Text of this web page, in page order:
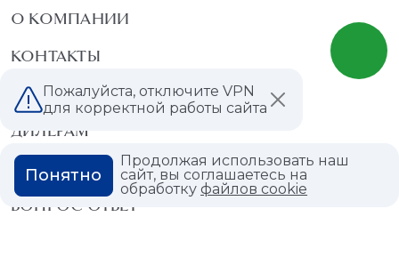
О КОМПАНИИ
КОНТАКТЫ
МАГАЗИНЫ
ДИЛЕРАМ
ВАКАНСИИ
ВОПРОС ОТВЕТ
Пожалуйста, отключите VPN
для корректной работы сайта
Продолжая использовать наш
сайт, вы соглашаетесь на
обработкуфайлов cookie
Понятно